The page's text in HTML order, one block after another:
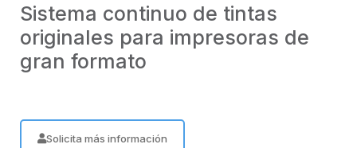
Sistema continuo de tintas
originales para impresoras de
gran formato
Solicita más información